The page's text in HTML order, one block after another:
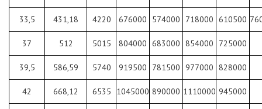
33,5 431,18 4220 676000 574000 718000 610500
37 512 5015 804000 683000 854000 725000
39,5 586,59 5740 919500 781500 977000 828000
42 668,12 6535 1045000 890000 1110000 945000